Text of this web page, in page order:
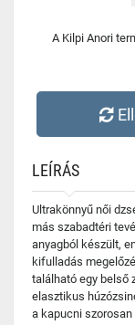
A Kilpi Anori
LEÍRÁS
Ultrakönnyű női
más szabadtéri
anyagból készült,
kifulladás
található egy belső
elasztikus
a kapucni